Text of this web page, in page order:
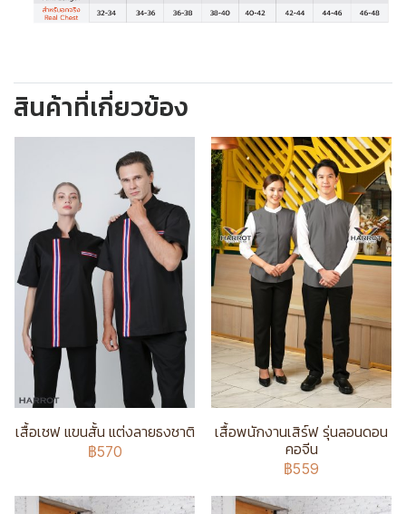
สินค้าที่เกี่ยวข้อง
เสื้อเชฟ แขนสั้น แต่งลายธงชาติ
฿570
เสื้อพนักงานเสิร์ฟ รุ่นลอนดอน
คอจีน
฿559